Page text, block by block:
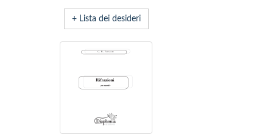
+ Lista dei desideri